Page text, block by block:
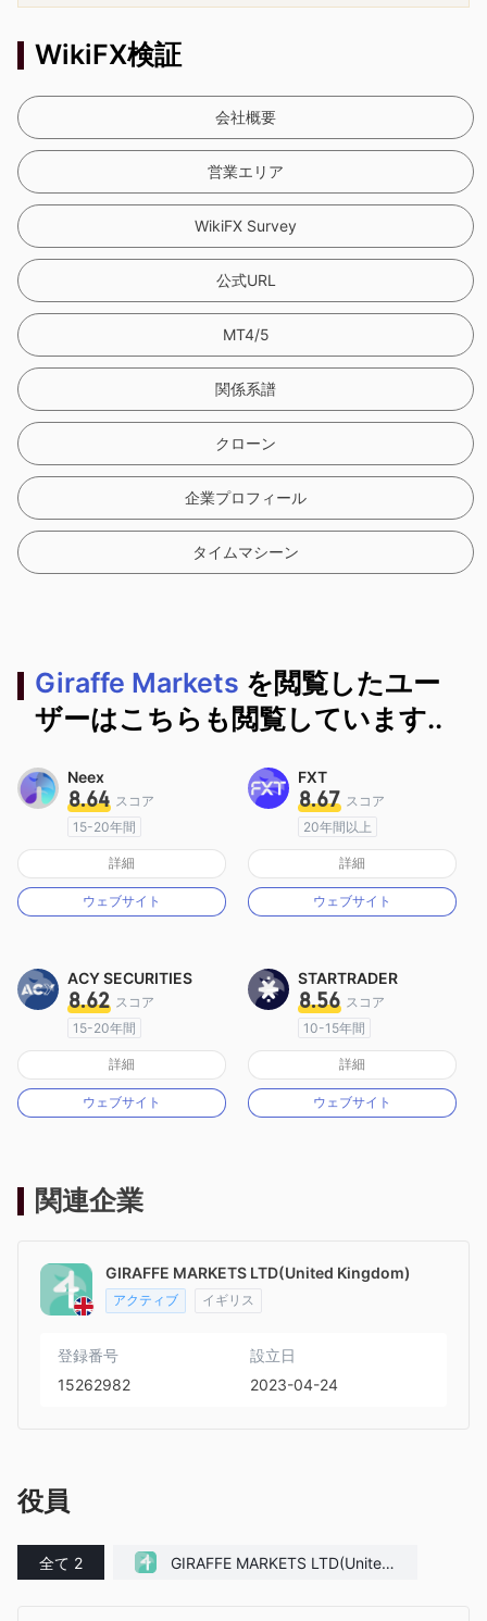
WikiFX検証
会社概要
営業エリア
WikiFX Survey
公式URL
MT4/5
関係系譜
クローン
企業プロフィール
タイムマシーン
Giraffe Markets を閲覧したユー
ザーはこちらも閲覧しています..
Neex
8.64 スコア
15-20年間
オーストラリア規制
マーケットメイキングライセンス（MM）
MT4フルライセンス
詳細
ウェブサイト
FXT
8.67 スコア
20年間以上
オーストラリア規制
マーケットメイキングライセンス（MM）
MT4フルライセンス
詳細
ウェブサイト
ACY SECURITIES
8.62 スコア
15-20年間
オーストラリア規制
マーケットメイキングライセンス（MM）
MT4フルライセンス
詳細
ウェブサイト
STARTRADER
8.56 スコア
10-15年間
オーストラリア規制
マーケットメイキングライセンス（MM）
MT4フルライセンス
詳細
ウェブサイト
関連企業
GIRAFFE MARKETS LTD(United Kingdom)
アクティブ イギリス
登録番号
15262982
設立日
2023-04-24
役員
全て 2
GIRAFFE MARKETS LTD(United